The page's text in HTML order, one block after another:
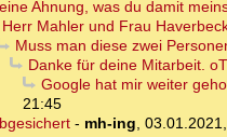
Ahnung, was du damit
Herr Mahler und Frau
Muss man diese zwei
Danke für deine Mitarbeit. oT
Google hat mir weiter
21:45
- mh-ing,